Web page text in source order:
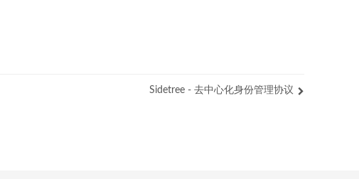
Sidetree - 去中心化身份管理协议